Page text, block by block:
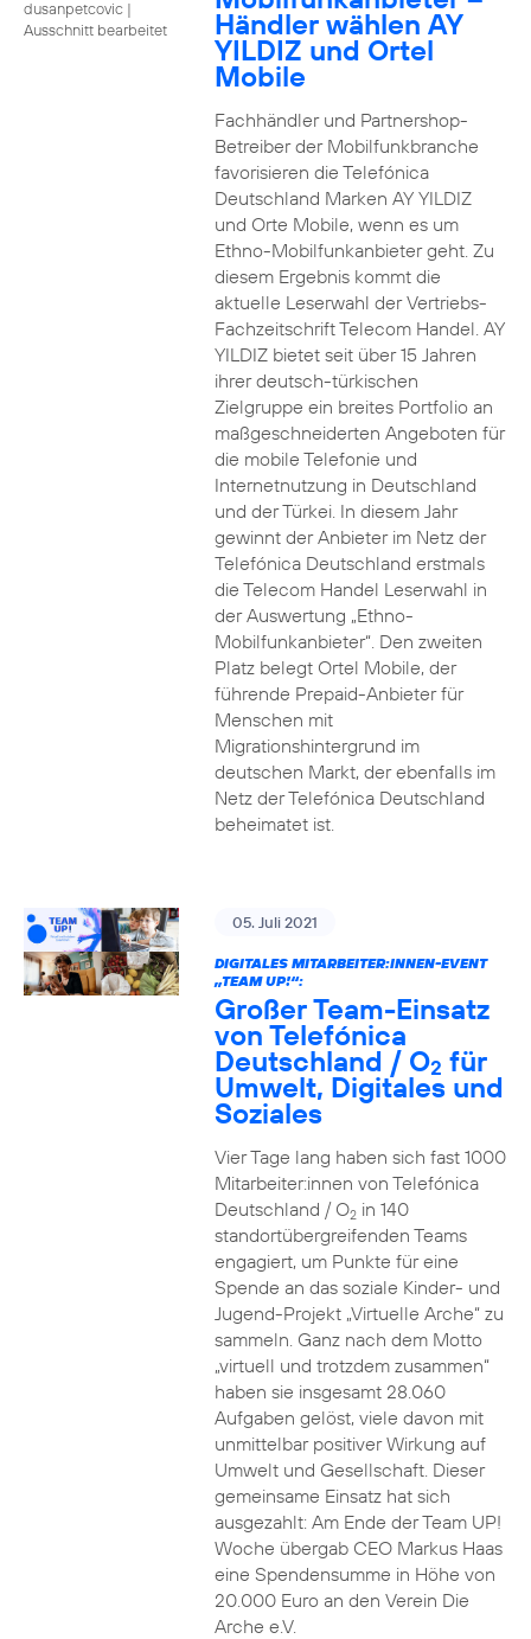
dusanpetcovic |
Ausschnitt bearbeitet
Händler wählen AY
YILDIZ und Ortel
Mobile
Fachhändler und Partnershop-
Betreiber der Mobilfunkbranche
favorisieren die Telefónica
Deutschland Marken AY YILDIZ
und Orte Mobile, wenn es um
Ethno-Mobilfunkanbieter geht. Zu
diesem Ergebnis kommt die
aktuelle Leserwahl der Vertriebs-
Fachzeitschrift Telecom Handel. AY
YILDIZ bietet seit über 15 Jahren
ihrer deutsch-türkischen
Zielgruppe ein breites Portfolio an
maßgeschneiderten Angeboten für
die mobile Telefonie und
Internetnutzung in Deutschland
und der Türkei. In diesem Jahr
gewinnt der Anbieter im Netz der
Telefónica Deutschland erstmals
die Telecom Handel Leserwahl in
der Auswertung „Ethno-
Mobilfunkanbieter“. Den zweiten
Platz belegt Ortel Mobile, der
führende Prepaid-Anbieter für
Menschen mit
Migrationshintergrund im
deutschen Markt, der ebenfalls im
Netz der Telefónica Deutschland
beheimatet ist.
05. Juli 2021
DIGITALES MITARBEITER:INNEN-EVENT
„TEAM UP!“:
Großer Team-Einsatz
von Telefónica
Deutschland / O2 für
Umwelt, Digitales und
Soziales
Vier Tage lang haben sich fast 1000
Mitarbeiter:innen von Telefónica
Deutschland / O2in 140
standortübergreifenden Teams
engagiert, um Punkte für eine
Spende an das soziale Kinder- und
Jugend-Projekt „Virtuelle Arche“ zu
sammeln. Ganz nach dem Motto
„virtuell und trotzdem zusammen“
haben sie insgesamt 28.060
Aufgaben gelöst, viele davon mit
unmittelbar positiver Wirkung auf
Umwelt und Gesellschaft. Dieser
gemeinsame Einsatz hat sich
ausgezahlt: Am Ende der Team UP!
Woche übergab CEO Markus Haas
eine Spendensumme in Höhe von
20.000 Euro an den Verein Die
Arche e.V.